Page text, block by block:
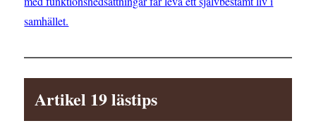
samhället.
Artikel 19 lästips